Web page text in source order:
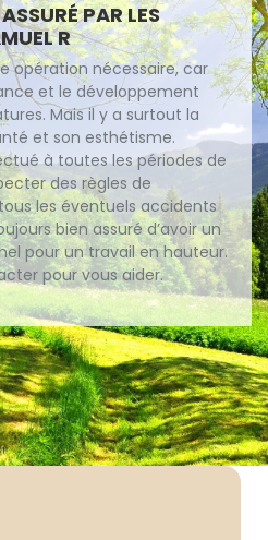
PAR LES
R
opération nécessaire, car
et le développement
Mais il y a surtout la
et son esthétisme.
à toutes les périodes de
des règles de
les éventuels accidents
bien assuré d’avoir un
pour un travail en hauteur.
pour vous aider.